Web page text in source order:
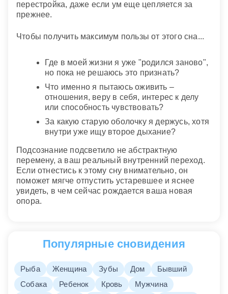
перестройка, даже если ум еще цепляется за
прежнее.
Чтобы получить максимум пользы от этого сна...
Где в моей жизни я уже "родился заново",
но пока не решаюсь это признать?
Что именно я пытаюсь оживить –
отношения, веру в себя, интерес к делу
или способность чувствовать?
За какую старую оболочку я держусь, хотя
внутри уже ищу второе дыхание?
Подсознание подсветило не абстрактную
перемену, а ваш реальный внутренний переход.
Если отнестись к этому сну внимательно, он
поможет мягче отпустить устаревшее и яснее
увидеть, в чем сейчас рождается ваша новая
опора.
Популярные сновидения
Рыба Женщина Зубы Дом
Бывший
Собака
Ребенок Кровь
Мужчина